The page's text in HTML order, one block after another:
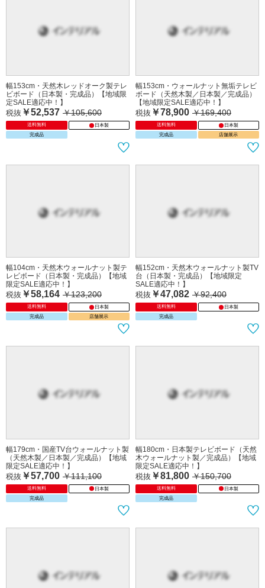
幅153cm・天然木レッドオーク製テレ
ビボード（日本製・完成品）【地域限
定SALE適応中！】
税抜 ￥52,537 ￥105,600
送料無料
日本製
完成品
幅153cm・ウォールナット無垢テレビ
ボード（天然木製／日本製／完成品）
【地域限定SALE適応中！】
税抜 ￥78,900 ￥169,400
送料無料
日本製
完成品
店舗展示
幅104cm・天然木ウォールナット製テ
レビボード（日本製・完成品）【地域
限定SALE適応中！】
税抜 ￥58,164 ￥123,200
送料無料
日本製
完成品
店舗展示
幅152cm・天然木ウォールナット製TV
台（日本製・完成品）【地域限定
SALE適応中！】
税抜 ￥47,082 ￥92,400
送料無料
日本製
完成品
幅179cm・国産TV台ウォールナット製
（天然木製／日本製／完成品）【地域
限定SALE適応中！】
税抜 ￥57,700 ￥111,100
送料無料
日本製
完成品
幅180cm・日本製テレビボード（天然
木ウォールナット製／完成品）【地域
限定SALE適応中！】
税抜 ￥81,800 ￥150,700
送料無料
日本製
完成品